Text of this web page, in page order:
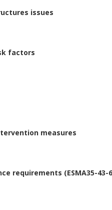
issues
factors
measures
requirements (ESMA35-43-